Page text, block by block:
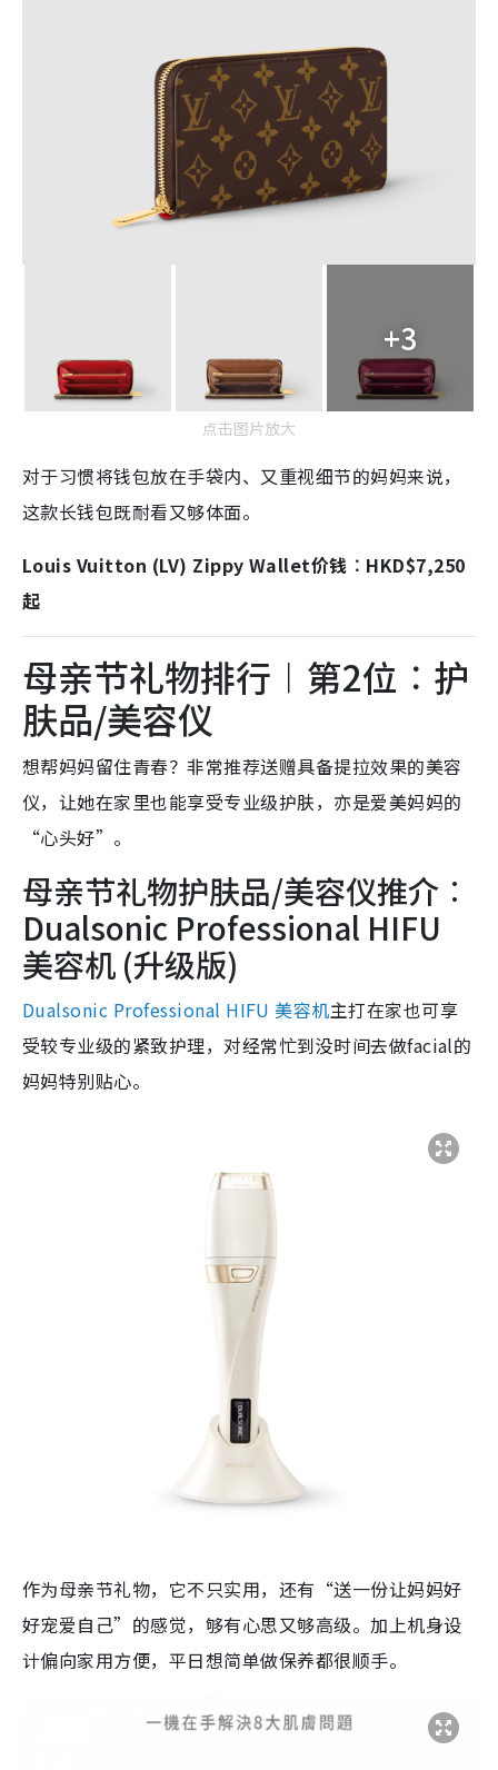
+3
点击图片放大
对于习惯将钱包放在手袋内、又重视细节的妈妈来说，
这款长钱包既耐看又够体面。
Louis Vuitton (LV) Zippy Wallet价钱︰HKD$7,250
起
母亲节礼物排行︱第2位︰护
肤品/美容仪
想帮妈妈留住青春？非常推荐送赠具备提拉效果的美容
仪，让她在家里也能享受专业级护肤，亦是爱美妈妈的
“心头好”。
母亲节礼物护肤品/美容仪推介︰
Dualsonic Professional HIFU
美容机 (升级版)
Dualsonic Professional HIFU 美容机主打在家也可享
受较专业级的紧致护理，对经常忙到没时间去做facial的
妈妈特别贴心。
作为母亲节礼物，它不只实用，还有“送一份让妈妈好
好宠爱自己”的感觉，够有心思又够高级。加上机身设
计偏向家用方便，平日想简单做保养都很顺手。